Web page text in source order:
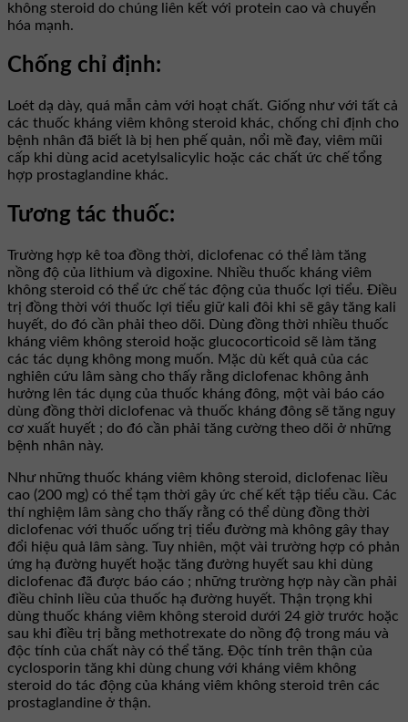
không steroid do chúng liên kết với protein cao và chuyển
hóa mạnh.
Chống chỉ định:
Loét dạ dày, quá mẫn cảm với hoạt chất. Giống như với tất cả
các thuốc kháng viêm không steroid khác, chống chỉ định cho
bệnh nhân đã biết là bị hen phế quản, nổi mề đay, viêm mũi
cấp khi dùng acid acetylsalicylic hoặc các chất ức chế tổng
hợp prostaglandine khác.
Tương tác thuốc:
Trường hợp kê toa đồng thời, diclofenac có thể làm tăng
nồng độ của lithium và digoxine. Nhiều thuốc kháng viêm
không steroid có thể ức chế tác động của thuốc lợi tiểu. Điều
trị đồng thời với thuốc lợi tiểu giữ kali đôi khi sẽ gây tăng kali
huyết, do đó cần phải theo dõi. Dùng đồng thời nhiều thuốc
kháng viêm không steroid hoặc glucocorticoid sẽ làm tăng
các tác dụng không mong muốn. Mặc dù kết quả của các
nghiên cứu lâm sàng cho thấy rằng diclofenac không ảnh
hưởng lên tác dụng của thuốc kháng đông, một vài báo cáo
dùng đồng thời diclofenac và thuốc kháng đông sẽ tăng nguy
cơ xuất huyết ; do đó cần phải tăng cường theo dõi ở những
bệnh nhân này.
Như những thuốc kháng viêm không steroid, diclofenac liều
cao (200 mg) có thể tạm thời gây ức chế kết tập tiểu cầu. Các
thí nghiệm lâm sàng cho thấy rằng có thể dùng đồng thời
diclofenac với thuốc uống trị tiểu đường mà không gây thay
đổi hiệu quả lâm sàng. Tuy nhiên, một vài trường hợp có phản
ứng hạ đường huyết hoặc tăng đường huyết sau khi dùng
diclofenac đã được báo cáo ; những trường hợp này cần phải
điều chỉnh liều của thuốc hạ đường huyết. Thận trọng khi
dùng thuốc kháng viêm không steroid dưới 24 giờ trước hoặc
sau khi điều trị bằng methotrexate do nồng độ trong máu và
độc tính của chất này có thể tăng. Độc tính trên thận của
cyclosporin tăng khi dùng chung với kháng viêm không
steroid do tác động của kháng viêm không steroid trên các
prostaglandine ở thận.